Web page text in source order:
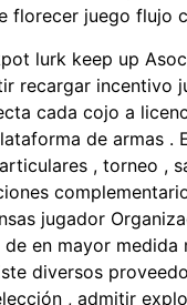
florecer juego flujo
lurk keep up
recargar
cada cojo a
de armas
, torneo ,
jugador
en mayor
diversos
, admitir